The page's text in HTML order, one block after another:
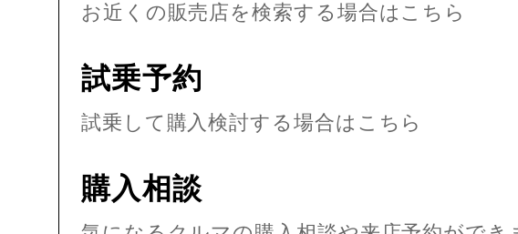
お近くの販売店を検索する場合はこちら
試乗予約
試乗して購入検討する場合はこちら
購入相談